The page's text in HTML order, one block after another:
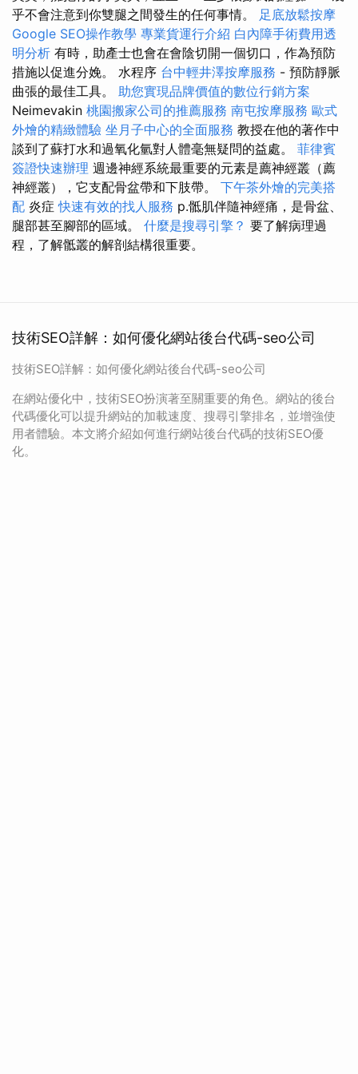
乎不會注意到你雙腿之間發生的任何事情。 足底放鬆按摩
Google SEO操作教學 專業貨運行介紹 白內障手術費用透
明分析 有時，助產士也會在會陰切開一個切口，作為預防
措施以促進分娩。 水程序 台中輕井澤按摩服務 - 預防靜脈
曲張的最佳工具。 助您實現品牌價值的數位行銷方案
Neimevakin 桃園搬家公司的推薦服務 南屯按摩服務 歐式
外燴的精緻體驗 坐月子中心的全面服務 教授在他的著作中
談到了蘇打水和過氧化氫對人體毫無疑問的益處。 菲律賓
簽證快速辦理 週邊神經系統最重要的元素是薦神經叢（薦
神經叢），它支配骨盆帶和下肢帶。 下午茶外燴的完美搭
配 炎症快速有效的找人服務 p.骶肌伴隨神經痛，是骨盆、
腿部甚至腳部的區域。 什麼是搜尋引擎？ 要了解病理過
程，了解骶叢的解剖結構很重要。
技術SEO詳解：如何優化網站後台代碼-seo公司
技術SEO詳解：如何優化網站後台代碼-seo公司
在網站優化中，技術SEO扮演著至關重要的角色。網站的後台
代碼優化可以提升網站的加載速度、搜尋引擎排名，並增強使
用者體驗。本文將介紹如何進行網站後台代碼的技術SEO優
化。